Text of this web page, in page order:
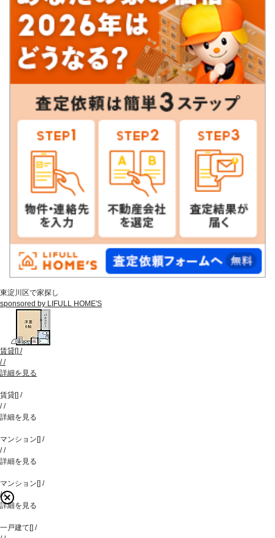
東淀川区で家探し
sponsored by LIFULL HOME'S
賃貸[] /
//
詳細を見る
賃貸[] /
//
詳細を見る
マンション [] /
//
詳細を見る
マンション [] /
//
詳細を見る
一戸建て [] /